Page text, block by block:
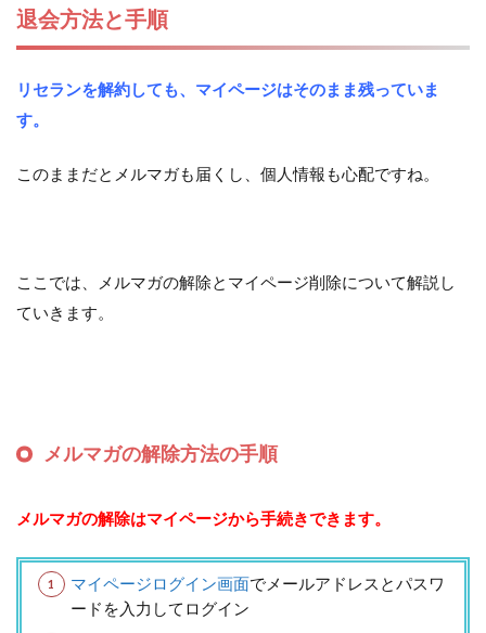
退会方法と手順
リセランを解約しても、マイページはそのまま残っていま
す。
このままだとメルマガも届くし、個人情報も心配ですね。
ここでは、メルマガの解除とマイページ削除について解説し
ていきます。
メルマガの解除方法の手順
メルマガの解除はマイページから手続きできます。
マイページログイン画面でメールアドレスとパスワ
ードを入力してログイン